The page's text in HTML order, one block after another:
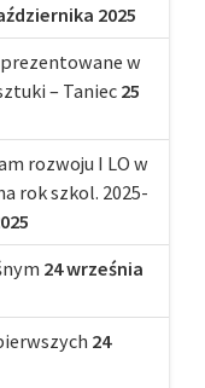
2025
w
– Taniec 25
rozwoju I LO w
rok szkol. 2025-
24 września
24